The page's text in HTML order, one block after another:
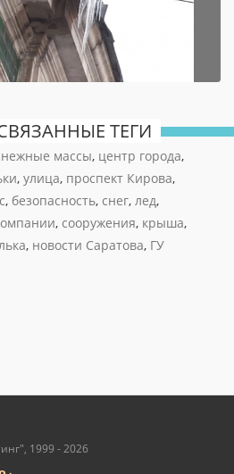
ТЕГИ
массы, центр города,
, улица, проспект Кирова,
, безопасность, снег, лед,
, сооружения, крыша,
, новости Саратова, ГУ
1999 - 2026